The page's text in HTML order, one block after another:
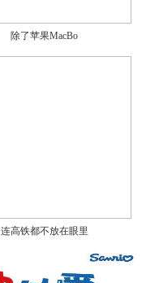
除了苹果MacBo
连高铁都不放在眼里